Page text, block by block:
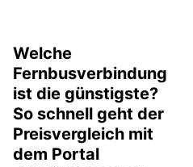
Welche
Fernbusverbindung
ist die günstigste?
So schnell geht der
Preisvergleich mit
dem Portal